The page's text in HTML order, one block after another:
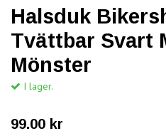
Halsduk
Tvättbar Svart
Mönster
I lager.
99.00 kr